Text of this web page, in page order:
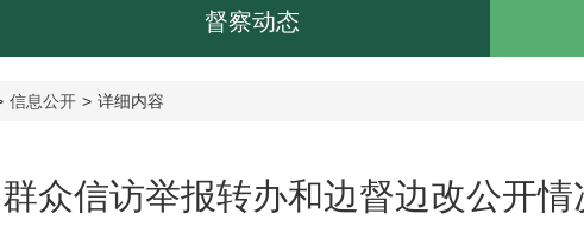
督察动态
信息公开 > 详细内容
众信访举报转办和边督边改公开情